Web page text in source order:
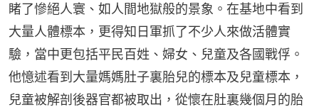
睹了慘絕人寰、如人間地獄般的景象。在基地中看到
大量人體標本，更得知日軍抓了不少人來做活體實
驗，當中更包括平民百姓、婦女、兒童及各國戰俘。
他憶述看到大量媽媽肚子裏胎兒的標本及兒童標本，
兒童被解剖後器官都被取出，從懷在肚裏幾個月的胎